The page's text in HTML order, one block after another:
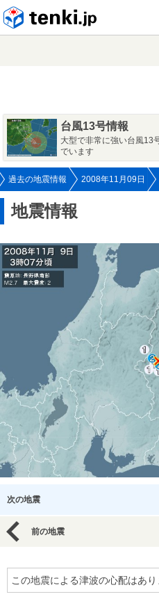
台風13号情報
大型で非常に強い台風13
でいます
過去の地震情報 2008年11月09日
地震情報
次の地震
前の地震
この地震による津波の心配はあり